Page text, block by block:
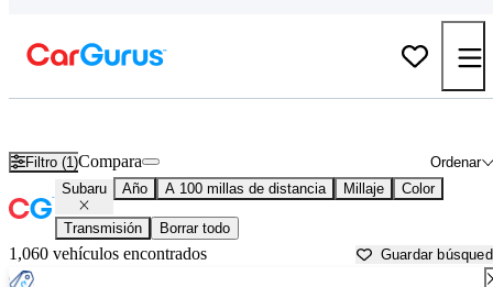
Filtro (1) Ordenar
Compara
Subaru Año A 100 millas de distancia Millaje Color
Transmisión Borrar todo
1,060 vehículos encontrados Guardar